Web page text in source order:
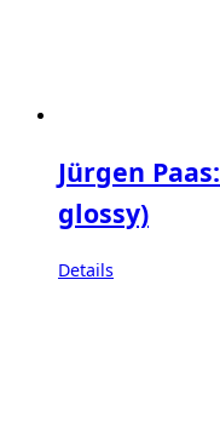
Jürgen
glossy)
Details